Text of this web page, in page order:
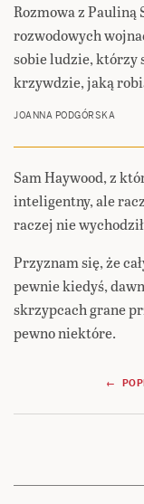
Rozmowa z Pauliną
rozwodowych
sobie ludzie, którzy
krzywdzie, jaką
JOANNA PODGÓRSKA
Sam Haywood, z
inteligentny, ale
raczej nie
Przyznam się, że
pewnie kiedyś,
skrzypcach grane
pewno niektóre.
Nawigacja
wpisu
←